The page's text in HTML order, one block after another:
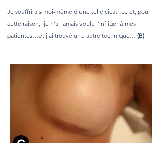
Je souffrirais moi-même d’une telle cicatrice et, pour
cette raison, je n’ai jamais voulu l’infliger à mes
patientes…et j’ai trouvé une autre technique… (B)